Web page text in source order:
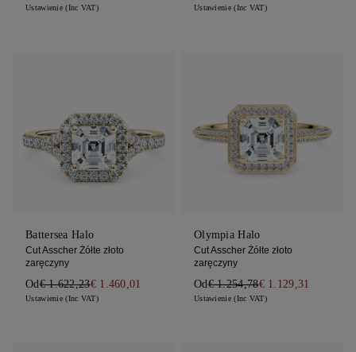
Ustawienie (Inc VAT) Ustawienie (Inc VAT)
Battersea Halo
Cut Asscher Żółte złoto
zaręczyny
Od€ 1.622,23€ 1.460,01
Ustawienie (Inc VAT)
Olympia Halo
Cut Asscher Żółte złoto
zaręczyny
Od€ 1.254,78€ 1.129,31
Ustawienie (Inc VAT)